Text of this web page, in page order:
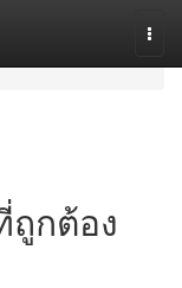
ถูกต้อง